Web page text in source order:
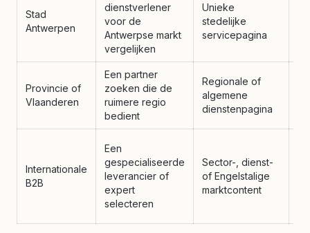
Stad
Antwerpen
dienstverlener
voor de
Antwerpse markt
vergelijken
Unieke
stedelijke
servicepagina
Provincie of
Vlaanderen
Een partner
zoeken die de
ruimere regio
bedient
Regionale of
algemene
dienstenpagina
Internationale
B2B
Een
gespecialiseerde
leverancier of
expert
selecteren
Sector-, dienst-
of Engelstalige
marktcontent